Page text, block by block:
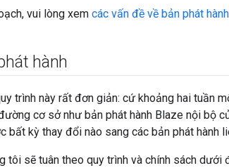
vui lòng xem các vấn đề về bản phát hành
hành
trình này rất đơn giản: cứ khoảng hai tuần
cơ sở như bản phát hành Blaze nội bộ
bất kỳ thay đổi nào sang các bản phát hành
tôi sẽ tuân theo quy trình và chính sách dưới